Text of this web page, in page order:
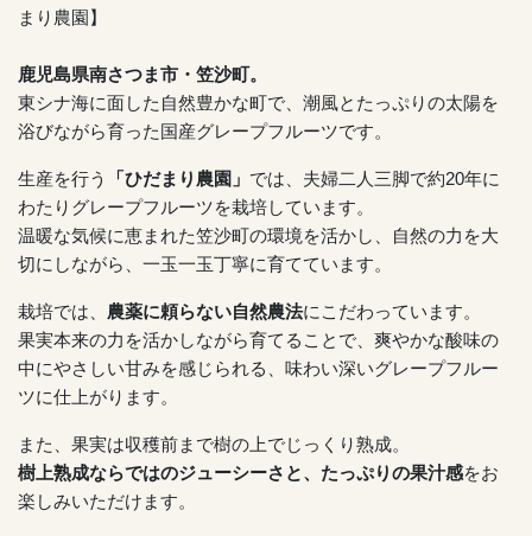
まり農園】
鹿児島県南さつま市・笠沙町。
東シナ海に面した自然豊かな町で、潮風とたっぷりの太陽を
浴びながら育った国産グレープフルーツです。
生産を行う 「ひだまり農園」 では、夫婦二人三脚で約20年に
わたりグレープフルーツを栽培しています。
温暖な気候に恵まれた笠沙町の環境を活かし、自然の力を大
切にしながら、一玉一玉丁寧に育てています。
栽培では、 農薬に頼らない自然農法にこだわっています。
果実本来の力を活かしながら育てることで、爽やかな酸味の
中にやさしい甘みを感じられる、味わい深いグレープフルー
ツに仕上がります。
また、果実は収穫前まで樹の上でじっくり熟成。
樹上熟成ならではのジューシーさと、たっぷりの果汁感をお
楽しみいただけます。